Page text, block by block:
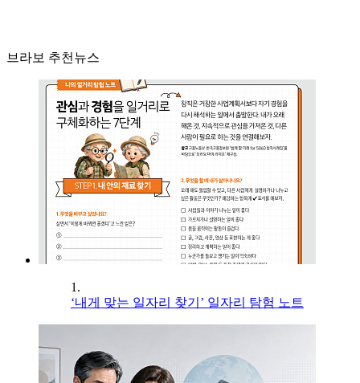
브라보 추천뉴스
1.
‘내게 맞는 일자리 찾기’ 일자리 탐험 노트